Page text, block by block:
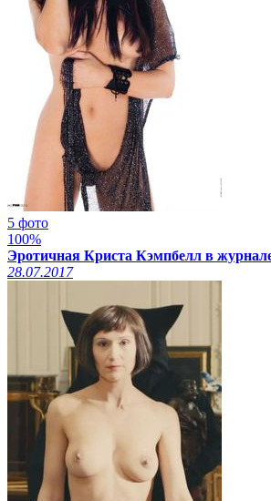
5 фото
100%
Эротичная Криста Кэмпбелл в
28.07.2017